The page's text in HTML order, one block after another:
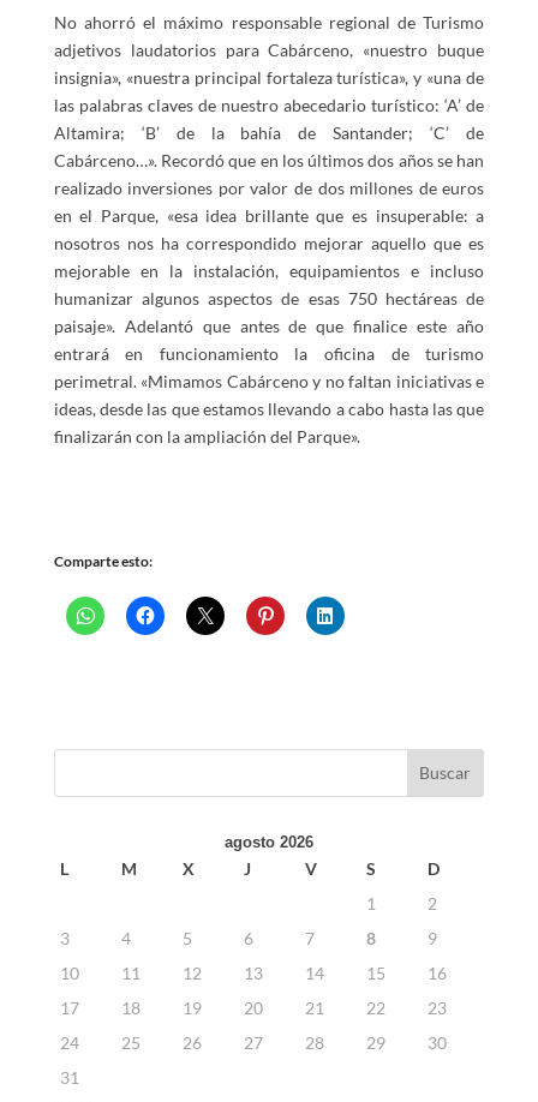
No ahorró el máximo responsable regional de Turismo
adjetivos laudatorios para Cabárceno, «nuestro buque
insignia», «nuestra principal fortaleza turística», y «una de
las palabras claves de nuestro abecedario turístico: ‘A’ de
Altamira; ‘B’ de la bahía de Santander; ‘C’ de
Cabárceno…». Recordó que en los últimos dos años se han
realizado inversiones por valor de dos millones de euros
en el Parque, «esa idea brillante que es insuperable: a
nosotros nos ha correspondido mejorar aquello que es
mejorable en la instalación, equipamientos e incluso
humanizar algunos aspectos de esas 750 hectáreas de
paisaje». Adelantó que antes de que finalice este año
entrará en funcionamiento la oficina de turismo
perimetral. «Mimamos Cabárceno y no faltan iniciativas e
ideas, desde las que estamos llevando a cabo hasta las que
finalizarán con la ampliación del Parque».
Comparte esto:
agosto 2026
L M X J V S
D
1
2
3
4 5 6 7 8
9
10
11 12 13 14 15
16
17
18 19 20 21 22
23
24
25 26 27 28 29
30
31